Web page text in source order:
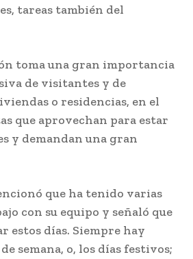
tareas también del
toma una gran importancia
de visitantes y de
o residencias, en el
que aprovechan para estar
y demandan una gran
que ha tenido varias
con su equipo y señaló que
estos días. Siempre hay
semana, o, los días festivos;